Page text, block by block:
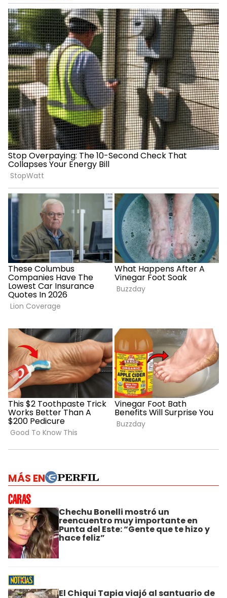
MÁS EN
Chechu Bonelli mostró un
reencuentro muy importante en
Punta del Este: “Gente que te hizo y
hace feliz”
El Chiqui Tapia viajó al santuario de